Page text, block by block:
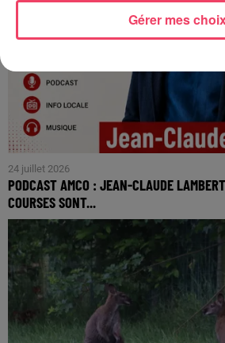
24 juillet 2026
PODCAST AMCO : JEAN-CLAUDE
COURSES SONT...
Gérer mes